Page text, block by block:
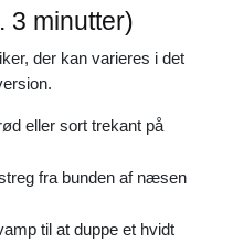
3 minutter)
der kan varieres i det
eller sort trekant på
fra bunden af næsen
til at duppe et hvidt